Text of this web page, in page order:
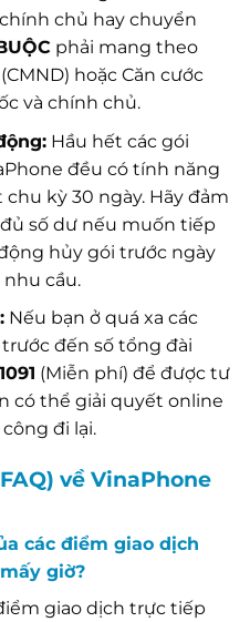
chủ hay chuyển
phải mang theo
hoặc Căn cước
và chính chủ.
Hầu hết các gói
đều có tính năng
kỳ 30 ngày. Hãy đảm
số dư nếu muốn tiếp
hủy gói trước ngày
cầu.
Nếu bạn ở quá xa các
đến số tổng đài
(Miễn phí) để được tư
có thể giải quyết online
đi lại.
về VinaPhone
các điểm giao dịch
giờ?
giao dịch trực tiếp